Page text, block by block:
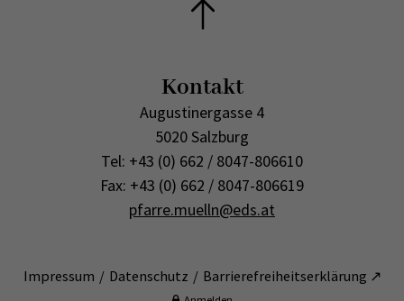
Kontakt
Augustinergasse 4
5020 Salzburg
Tel: +43 (0) 662 / 8047-806610
Fax: +43 (0) 662 / 8047-806619
pfarre.muelln@eds.at
Impressum Datenschutz Barrierefreiheitserklärung ↗